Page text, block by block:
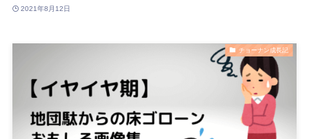
2021年8月12日
チョーナン成長記